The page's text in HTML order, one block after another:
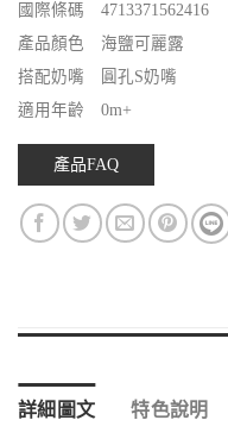
國際條碼 4713371562416
產品顏色 海鹽可麗露
搭配奶嘴 圓孔S奶嘴
適用年齡 0m+
產品FAQ
詳細圖文 特色說明